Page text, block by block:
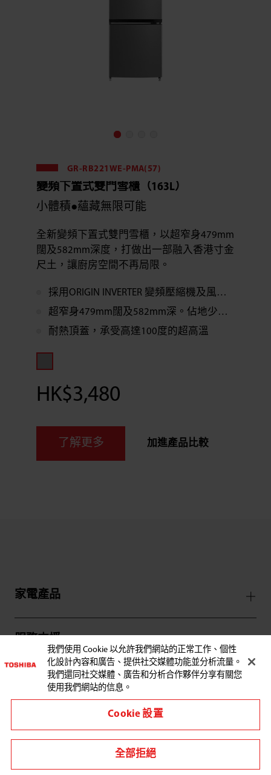
GR-RB221WE-PMA(57)
變頻下置式雙門雪櫃（163L）
小體積●蘊藏無限可能
全新變頻下置式雙門雪櫃，以超窄身479mm
闊及582mm深度，打做出一部融入香港寸金
尺土，讓廚房空間不再局限。
採用ORIGIN INVERTER 變頻壓縮機及風扇配上R600a環保雪種
超窄身479mm闊及582mm深。佔地少，靈活擺放
耐熱頂蓋，承受高達100度的超高溫
HK$3,480
了解更多 加進產品比較
家電產品
與東芝聯繫:
我們使用 Cookie 以允許我們網站的正常工作、個性
化設計內容和廣告、提供社交媒體功能並分析流量。
我們還同社交媒體、廣告和分析合作夥伴分享有關您
使用我們網站的信息。
Cookie 設置
全部拒絕